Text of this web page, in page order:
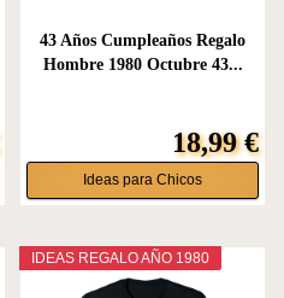
43 Años Cumpleaños Regalo
Hombre 1980 Octubre 43...
18,99 €
Ideas para Chicos
IDEAS REGALO AÑO 1980